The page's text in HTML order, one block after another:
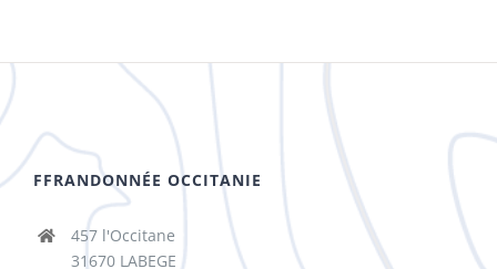
FFRANDONNÉE OCCITANIE
457 l'Occitane
31670 LABEGE